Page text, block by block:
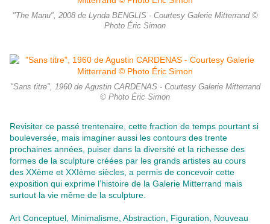
"The Manu", 2008 de Lynda BENGLIS - Courtesy Galerie Mitterrand ©
Photo Éric Simon
"Sans titre", 1960 de Agustin CARDENAS - Courtesy Galerie Mitterrand
© Photo Éric Simon
Revisiter ce passé trentenaire, cette fraction de temps pourtant si
bouleversée, mais imaginer aussi les contours des trente
prochaines années, puiser dans la diversité et la richesse des
formes de la sculpture créées par les grands artistes au cours
des XXème et XXIème siècles, a permis de concevoir cette
exposition qui exprime l’histoire de la Galerie Mitterrand mais
surtout la vie même de la sculpture.
Art Conceptuel, Minimalisme, Abstraction, Figuration, Nouveau